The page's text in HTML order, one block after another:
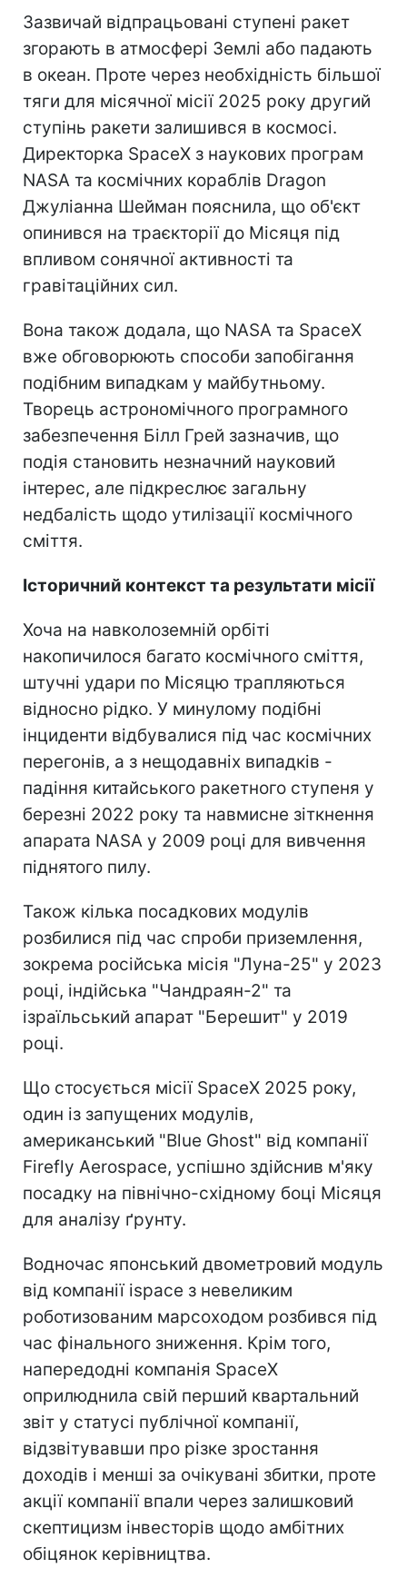
Зазвичай відпрацьовані ступені ракет
згорають в атмосфері Землі або падають
в океан. Проте через необхідність більшої
тяги для місячної місії 2025 року другий
ступінь ракети залишився в космосі.
Директорка SpaceX з наукових програм
NASA та космічних кораблів Dragon
Джуліанна Шейман пояснила, що об'єкт
опинився на траєкторії до Місяця під
впливом сонячної активності та
гравітаційних сил.
Вона також додала, що NASA та SpaceX
вже обговорюють способи запобігання
подібним випадкам у майбутньому.
Творець астрономічного програмного
забезпечення Білл Грей зазначив, що
подія становить незначний науковий
інтерес, але підкреслює загальну
недбалість щодо утилізації космічного
сміття.
Історичний контекст та результати місії
Хоча на навколоземній орбіті
накопичилося багато космічного сміття,
штучні удари по Місяцю трапляються
відносно рідко. У минулому подібні
інциденти відбувалися під час космічних
перегонів, а з нещодавніх випадків -
падіння китайського ракетного ступеня у
березні 2022 року та навмисне зіткнення
апарата NASA у 2009 році для вивчення
піднятого пилу.
Також кілька посадкових модулів
розбилися під час спроби приземлення,
зокрема російська місія "Луна-25" у 2023
році, індійська "Чандраян-2" та
ізраїльський апарат "Берешит" у 2019
році.
Що стосується місії SpaceX 2025 року,
один із запущених модулів,
американський "Blue Ghost" від компанії
Firefly Aerospace, успішно здійснив м'яку
посадку на північно-східному боці Місяця
для аналізу ґрунту.
Водночас японський двометровий модуль
від компанії ispace з невеликим
роботизованим марсоходом розбився під
час фінального зниження. Крім того,
напередодні компанія SpaceX
оприлюднила свій перший квартальний
звіт у статусі публічної компанії,
відзвітувавши про різке зростання
доходів і менші за очікувані збитки, проте
акції компанії впали через залишковий
скептицизм інвесторів щодо амбітних
обіцянок керівництва.